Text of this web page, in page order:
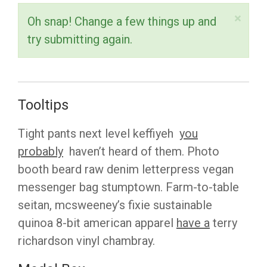
amet.
Fusce dapibus, tellus ac cursus
commodo, tortor mauris condimentum
nibh, ut fermentum massa justo sit
×
Oh snap! Change a few things up and
try submitting again.
Tooltips
Tight pants next level keffiyeh you
probably haven’t heard of them. Photo
booth beard raw denim letterpress vegan
messenger bag stumptown. Farm-to-table
seitan, mcsweeney’s fixie sustainable
quinoa 8-bit american apparel have a terry
richardson vinyl chambray.